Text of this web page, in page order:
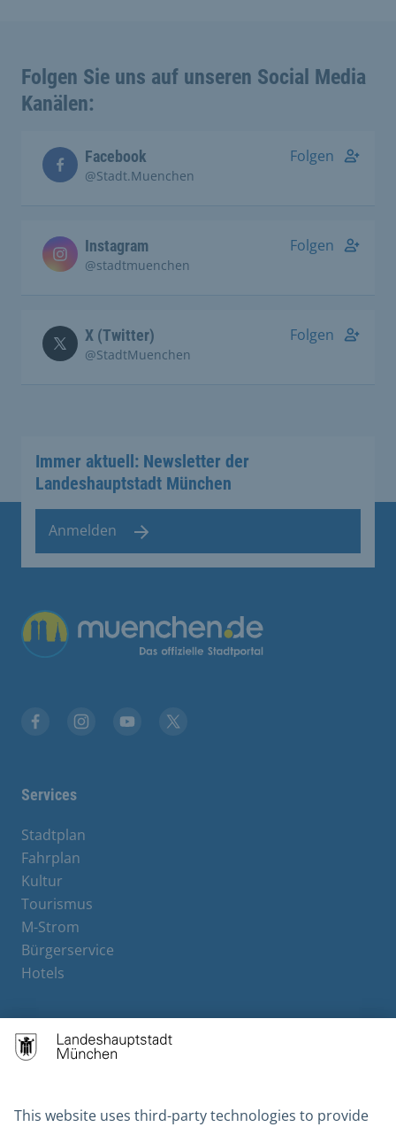
Folgen Sie uns auf unseren Social Media
Kanälen:
Facebook
@Stadt.Muenchen
Folgen
Instagram
@stadtmuenchen
Folgen
X (Twitter)
@StadtMuenchen
Folgen
Immer aktuell: Newsletter der
Landeshauptstadt München
Anmelden
Übergreifende Links
Services
Stadtplan
Fahrplan
Kultur
Tourismus
M-Strom
Bürgerservice
Hotels
Contact
Gebärdensprache